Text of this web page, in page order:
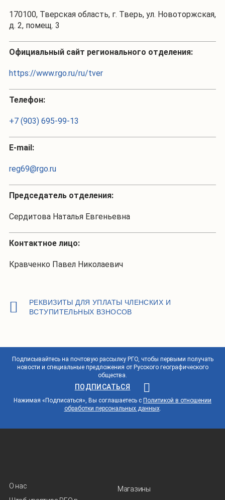
170100, Тверская область, г. Тверь, ул. Новоторжская,
д. 2, помещ. 3
Официальный сайт регионального отделения:
https://www.rgo.ru/ru/tver
Телефон:
+7 (903) 695-99-13
Е-mail:
reg69@rgo.ru
Председатель отделения:
Сердитова Наталья Евгеньевна
Контактное лицо:
Кравченко Павел Николаевич
РЕКВИЗИТЫ ДЛЯ УПЛАТЫ ЧЛЕНСКИХ И
ВСТУПИТЕЛЬНЫХ ВЗНОСОВ
Подписывайтесь на почтовую рассылку РГО, чтобы первыми получать
новости и специальные предложения от Русского географического
общества.
ПОДПИСАТЬСЯ
Нажимая «Подписаться», Вы соглашаетесь с Политикой в отношении
обработки персональных данных.
О нас
Магазины